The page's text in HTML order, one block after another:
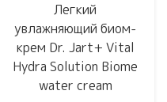
Легкий
увлажняющий биом-
крем Dr. Jart+ Vital
Hydra Solution Biome
water cream